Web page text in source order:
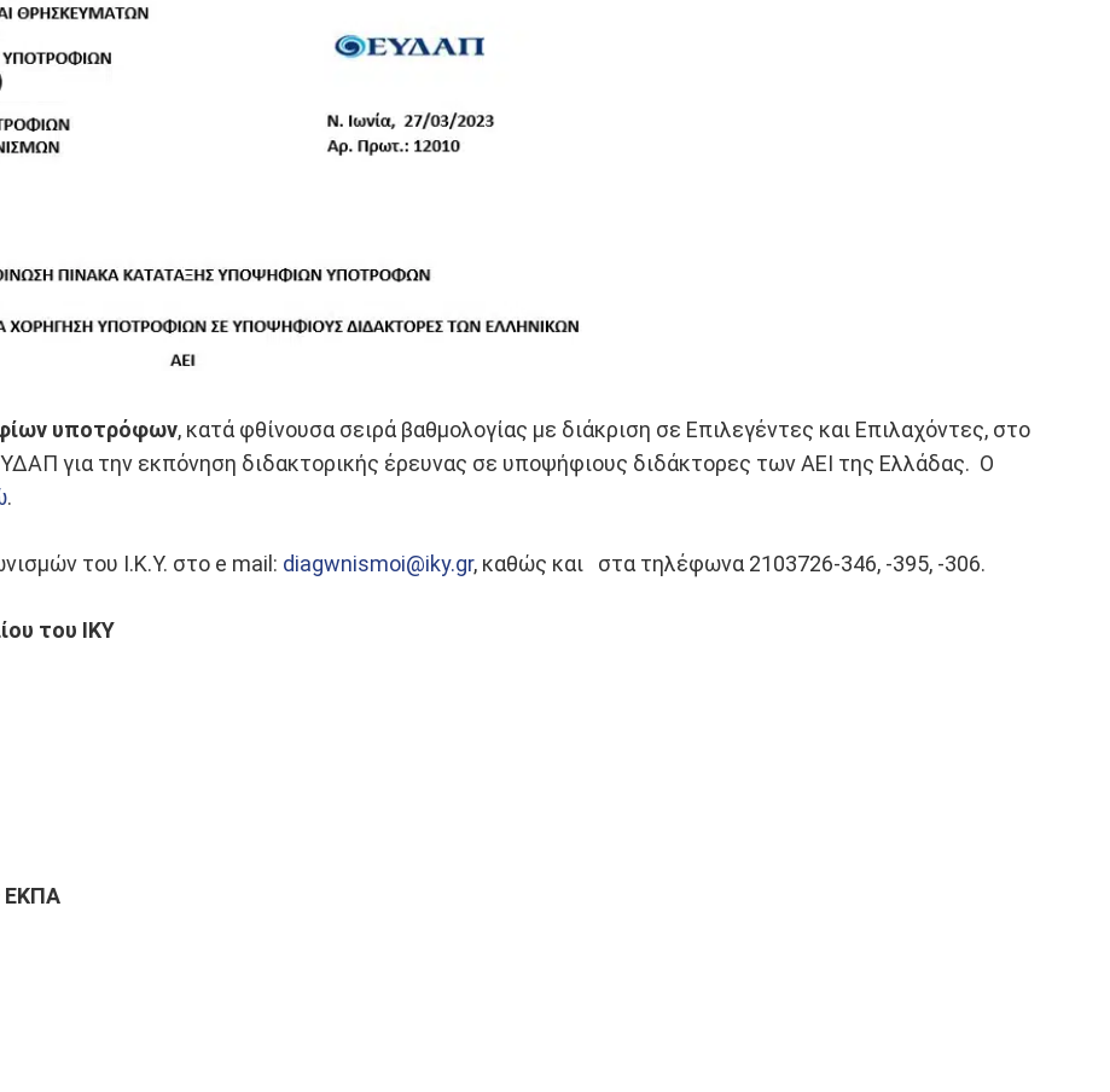
υποτρόφων, κατά φθίνουσα σειρά βαθμολογίας με διάκριση σε Επιλεγέντες και Επιλαχόντες, στο
για την εκπόνηση διδακτορικής έρευνας σε υποψήφιους διδάκτορες των ΑΕΙ της Ελλάδας. Ο
.
του Ι.Κ.Υ. στο e mail: diagwnismoi@iky.gr, καθώς και στα τηλέφωνα 2103726-346, -395, -306.
του ΙΚΥ
ΕΚΠΑ